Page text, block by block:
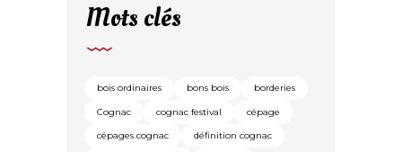
Mots clés
bois ordinaires bons bois borderies
Cognac cognac festival cépage
cépages cognac définition cognac